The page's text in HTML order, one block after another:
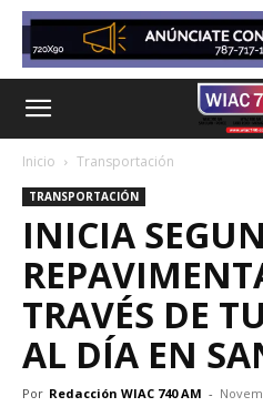
Inicio Transportación
TRANSPORTACIÓN
INICIA
TRAVÉS DE
AL DÍA EN
Por Redacción WIAC 740 AM -